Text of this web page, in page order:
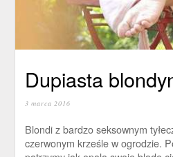
Dupiasta
3 marca 2016
Blondi z bardzo seksownym
czerwonym krześle w ogrodzie.